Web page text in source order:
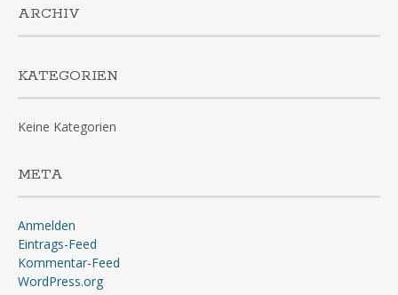
ARCHIV
KATEGORIEN
Keine Kategorien
META
Anmelden
Eintrags-Feed
Kommentar-Feed
WordPress.org